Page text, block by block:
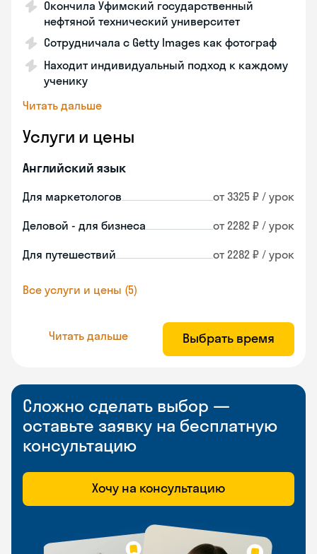
Окончила Уфимский государственный
нефтяной технический университет
Сотрудничала с Getty Images как фотограф
Находит индивидуальный подход к каждому
ученику
Читать дальше
Услуги и цены
Английский язык
Для маркетологов от 3325 ₽ / урок
Деловой - для бизнеса от 2282 ₽ / урок
Для путешествий от 2282 ₽ / урок
Все услуги и цены (5)
Читать дальше Выбрать время
Сложно сделать выбор —
оставьте заявку на бесплатную
консультацию
Хочу на консультацию